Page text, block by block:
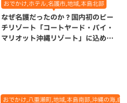
おでかけ,ホテル,名護市,地域,本島北部
なぜ名護だったのか？国内初のビー
チリゾート「コートヤード・バイ・
マリオット沖縄リゾート」に込めら
おでかけ,八重瀬町,地域,本島南部,沖縄の海,自